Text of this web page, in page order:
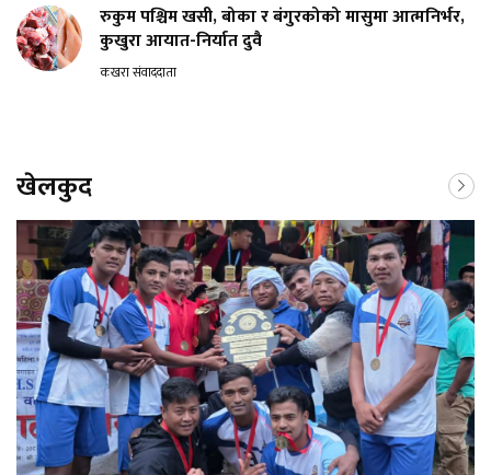
रुकुम पश्चिम खसी, बोका र बंगुरकोको मासुमा आत्मनिर्भर,
कुखुरा आयात-निर्यात दुवै
कखरा संवाददाता
खेलकुद